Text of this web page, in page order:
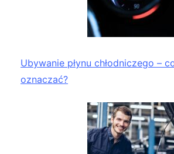
Ubywanie płynu chłodniczego –
oznaczać?